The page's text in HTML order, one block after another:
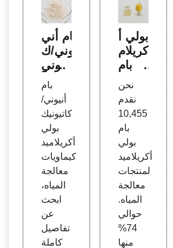
بام أني
وني/ك
اتيوني
بولي أ
كريلام
يد معا
لجة ال
مياه
بام
أنيوني/
كاتيونيك
بولي
أكريلاميد
كيماويات
معالجة
المياه،
ابحث
عن
تفاصيل
كاملة
بولي أ
كريلام
يد بام
جة ال
مياه، ب
ولي أ
كريلام
يد بام
نحن
نقدم
10,455
بام
بولي
أكريلاميد
لمنتجات
معالجة
المياه.
حوالي
74%
منها